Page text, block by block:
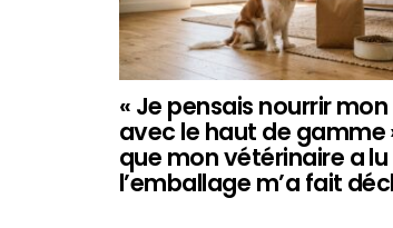
« Je pensais nourrir
avec le haut de gamme
que mon vétérinaire a lu
l’emballage m’a fait